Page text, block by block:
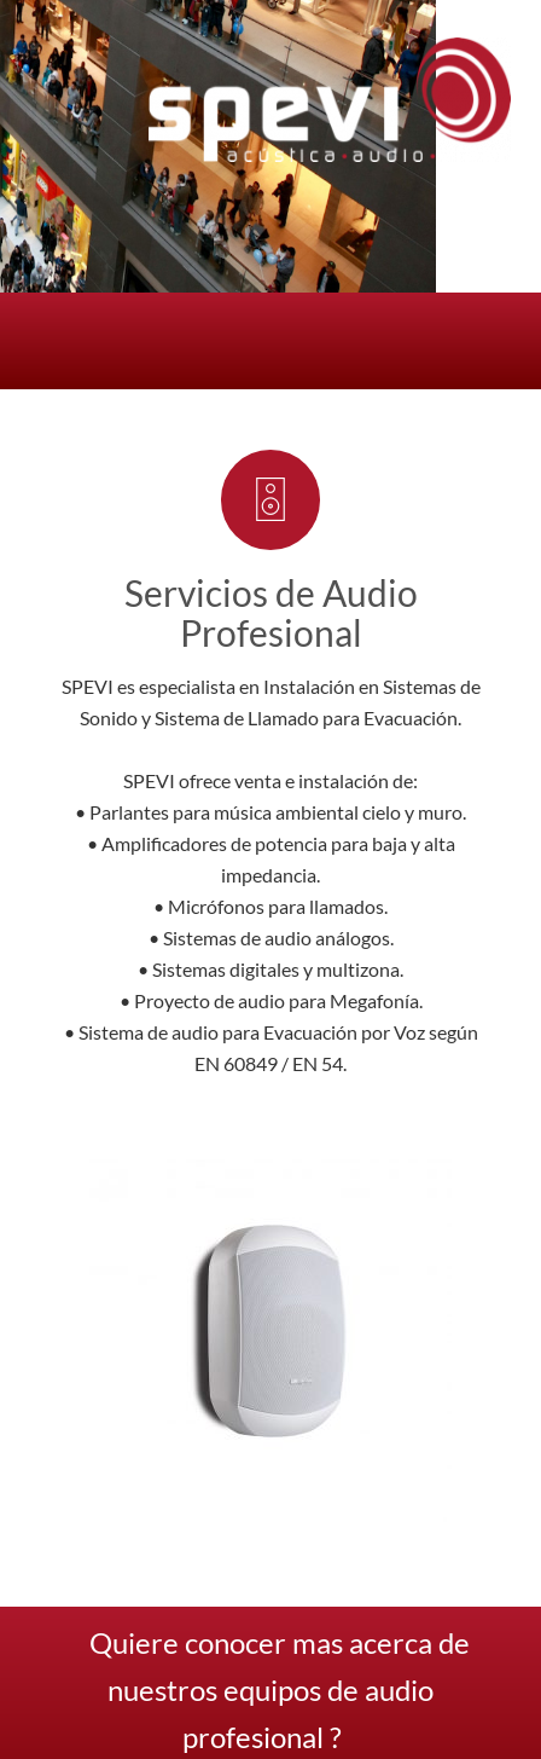
Servicios de Audio
Profesional
SPEVI es especialista en Instalación en Sistemas de
Sonido y Sistema de Llamado para Evacuación.
SPEVI ofrece venta e instalación de:
• Parlantes para música ambiental cielo y muro.
• Amplificadores de potencia para baja y alta
impedancia.
• Micrófonos para llamados.
• Sistemas de audio análogos.
• Sistemas digitales y multizona.
• Proyecto de audio para Megafonía.
• Sistema de audio para Evacuación por Voz según
EN 60849 / EN 54.
Quiere conocer mas acerca de
nuestros equipos de audio
profesional ?